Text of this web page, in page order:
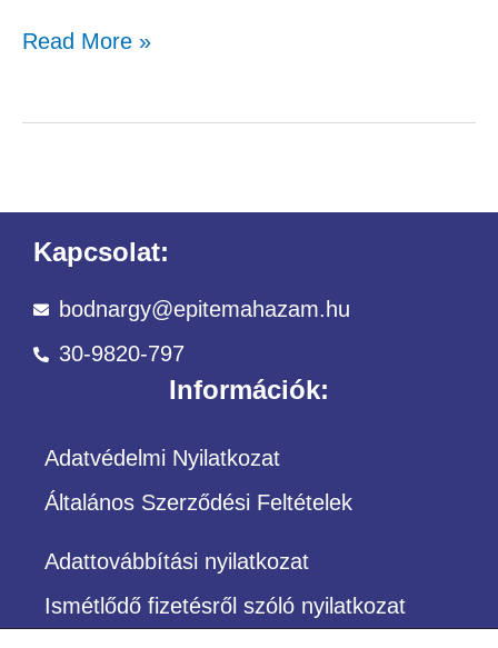
Read More »
Kapcsolat:
bodnargy@epitemahazam.hu
30-9820-797
Információk:
Adatvédelmi Nyilatkozat
Általános Szerződési Feltételek
Adattovábbítási nyilatkozat
Ismétlődő fizetésről szóló nyilatkozat